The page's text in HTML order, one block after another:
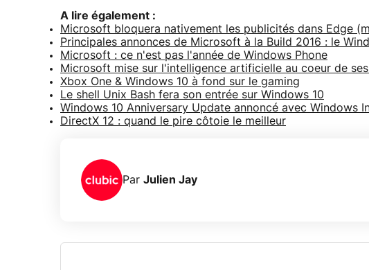
A lire également :
Microsoft bloquera nativement les publicités dans Edge
Principales annonces de Microsoft à la Build 2016 : le
Microsoft : ce n'est pas l'année de Windows Phone
Microsoft mise sur l'intelligence artificielle au coeur de
Xbox One & Windows 10 à fond sur le gaming
Le shell Unix Bash fera son entrée sur Windows 10
Windows 10 Anniversary Update annoncé avec Windows
DirectX 12 : quand le pire côtoie le meilleur
Par Julien Jay